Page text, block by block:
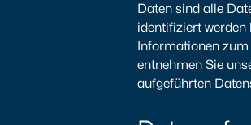
Daten sind alle
identifiziert werden
Informationen
entnehmen Sie
aufgeführten